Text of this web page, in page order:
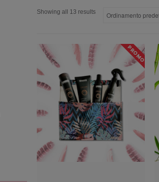
Showing all 13 results